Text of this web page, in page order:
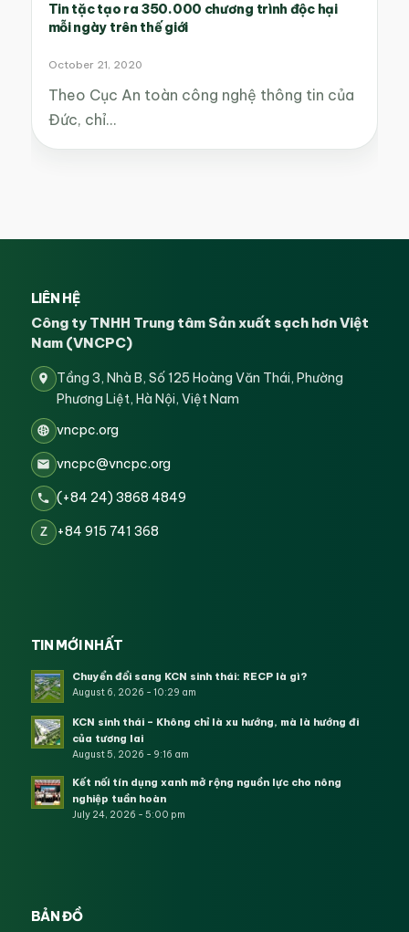
Tin tặc tạo ra 350.000 chương trình độc hại
mỗi ngày trên thế giới
October 21, 2020
Theo Cục An toàn công nghệ thông tin của
Đức, chỉ…
LIÊN HỆ
Công ty TNHH Trung tâm Sản xuất sạch hơn Việt
Nam (VNCPC)
Tầng 3, Nhà B, Số 125 Hoàng Văn Thái, Phường
Phương Liệt, Hà Nội, Việt Nam
vncpc.org
vncpc@vncpc.org
(+84 24) 3868 4849
Z +84 915 741 368
TIN MỚI NHẤT
Chuyển đổi sang KCN sinh thái: RECP là gì?
August 6, 2026 - 10:29 am
KCN sinh thái – Không chỉ là xu hướng, mà là hướng đi
của tương lai
August 5, 2026 - 9:16 am
Kết nối tín dụng xanh mở rộng nguồn lực cho nông
nghiệp tuần hoàn
July 24, 2026 - 5:00 pm
BẢN ĐỒ